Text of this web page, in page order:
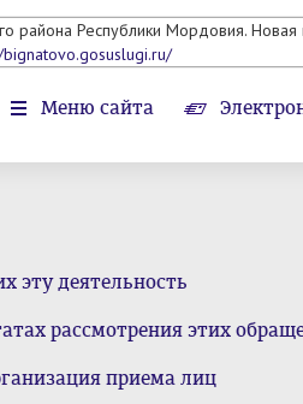
района Республики Мордовия.
Меню сайта
эту деятельность
рассмотрения этих
приема лиц